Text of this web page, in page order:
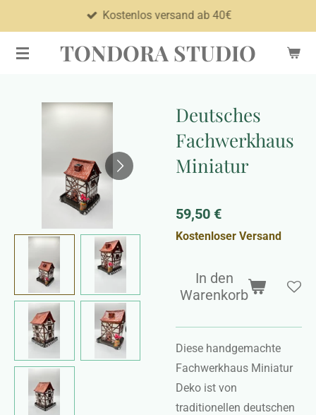
Hauptinhalt
springen
TONDORA STUDIO
Kostenlos versand ab 40€
Deutsches
Fachwerkhaus
Miniatur
59,50 €
Kostenloser Versand
In den
Warenkorb
Diese handgemachte
Fachwerkhaus Miniatur
Deko ist von
traditionellen deutschen